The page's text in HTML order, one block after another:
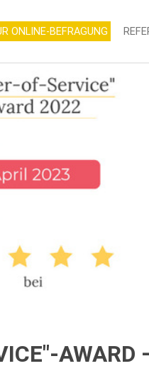
ONLINE-BEFRAGUNG